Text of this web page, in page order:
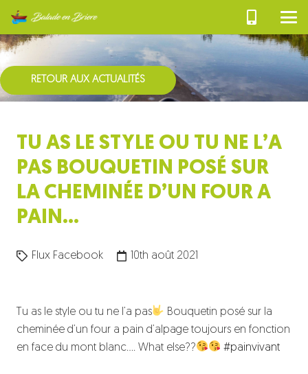
RETOUR AUX ACTUALITÉS
TU AS LE STYLE OU TU NE L’A
PAS BOUQUETIN POSÉ SUR
LA CHEMINÉE D’UN FOUR A
PAIN…
Flux Facebook 10th août 2021
Tu as le style ou tu ne l’a pas
Bouquetin posé sur la
cheminée d’un four a pain d’alpage toujours en fonction
en face du mont blanc…. What else??
#painvivant